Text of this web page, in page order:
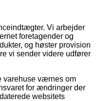
Vi arbejder
foretagender og
og høster provision
vi sender videre udfører
varehuse værnes om
for ændringer der
websitets